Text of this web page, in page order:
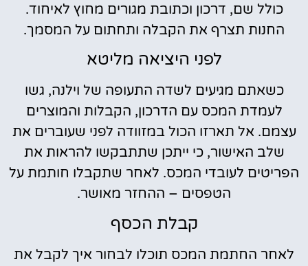
כולל שם, דרכון וכתובת מגורים מחוץ לאיחוד.
החנות תצרף את הקבלה ותחתום על המסמך.
לפני היציאה מליטא
כשאתם מגיעים לשדה התעופה של וילנה, גשו
לעמדת המכס עם הדרכון, הקבלות והמוצרים
עצמם. אל תארזו הכול במזוודה לפני שעוברים את
שלב האישור, כי ייתכן שתתבקשו להראות את
הפריטים לעובדי המכס. לאחר שתקבלו חותמת על
הטפסים – ההחזר מאושר.
קבלת הכסף
לאחר החתמת המכס תוכלו לבחור איך לקבל את